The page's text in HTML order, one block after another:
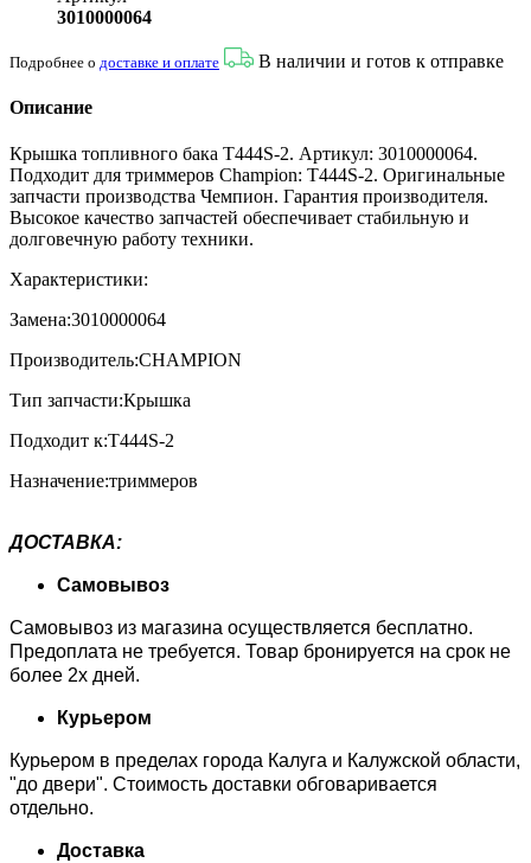
3010000064
Подробнее о доставке и оплате В наличии и готов к отправке
Описание
Крышка топливного бака T444S-2. Артикул: 3010000064.
Подходит для триммеров Champion: T444S-2. Оригинальные
запчасти производства Чемпион. Гарантия производителя.
Высокое качество запчастей обеспечивает стабильную и
долговечную работу техники.
Характеристики:
Замена:3010000064
Производитель:CHAMPION
Тип запчасти:Крышка
Подходит к:T444S-2
Назначение:триммеров
ДОСТАВКА:
Самовывоз
Самовывоз из магазина осуществляется бесплатно.
Предоплата не требуется. Товар бронируется на срок не
более 2х дней.
Курьером
Курьером в пределах города Калуга и Калужской области,
"до двери". Стоимость доставки обговаривается
отдельно.
Доставка